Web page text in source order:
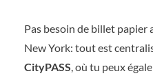
Pas besoin de billet papier
New York: tout est
CityPASS , où tu peux